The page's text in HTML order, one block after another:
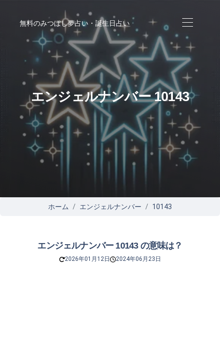
無料のみつぼし夢占い・誕生日占い
エンジェルナンバー 10143
ホーム エンジェルナンバー 10143
エンジェルナンバー 10143 の意味は？
2026年01月12日 2024年06月23日